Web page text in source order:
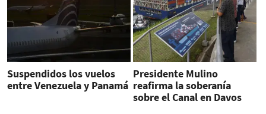
Suspendidos los vuelos
entre Venezuela y Panamá
Presidente Mulino
reafirma la soberanía
sobre el Canal en Davos